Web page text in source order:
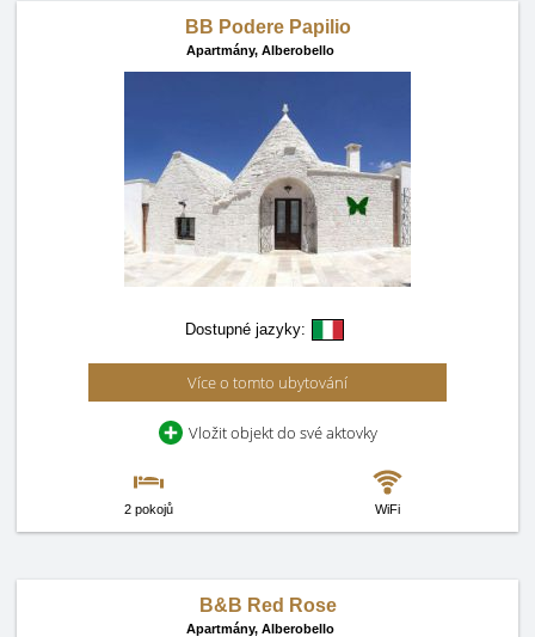
BB Podere Papilio
Apartmány, Alberobello
Dostupné jazyky:
Více o tomto ubytování
Vložit objekt do své aktovky
2 pokojů WiFi
B&B Red Rose
Apartmány, Alberobello